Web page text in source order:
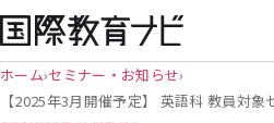
ホーム›セミナー・お知らせ›
【2025年3月開催予定】 英語科 教員対象